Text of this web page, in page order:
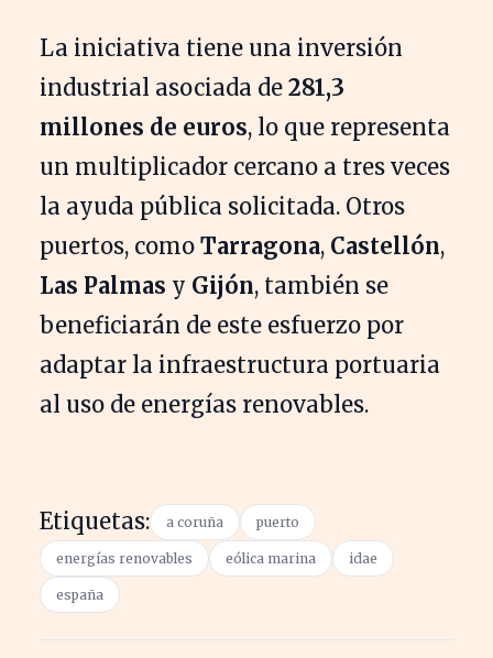
La iniciativa tiene una inversión
industrial asociada de 281,3
millones de euros, lo que representa
un multiplicador cercano a tres veces
la ayuda pública solicitada. Otros
puertos, como Tarragona, Castellón,
Las Palmas y Gijón, también se
beneficiarán de este esfuerzo por
adaptar la infraestructura portuaria
al uso de energías renovables.
Etiquetas: a coruña puerto
energías renovables eólica marina idae
españa